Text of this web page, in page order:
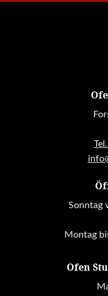
Sonntag
Montag
Ofen